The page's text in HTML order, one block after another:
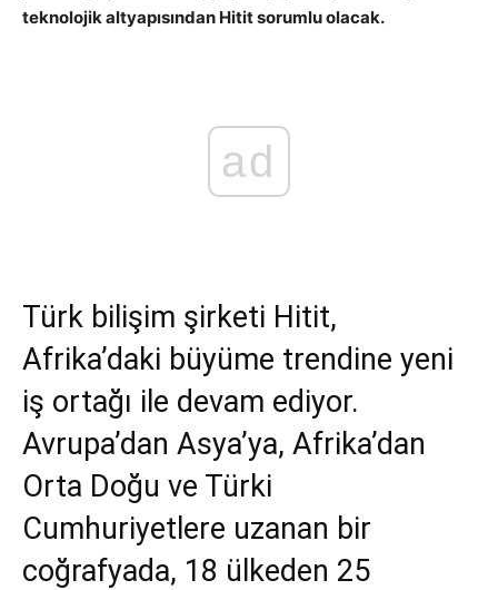
teknolojik altyapısından Hitit sorumlu olacak.
ad
Türk bilişim şirketi Hitit,
Afrika’daki büyüme trendine yeni
iş ortağı ile devam ediyor.
Avrupa’dan Asya’ya, Afrika’dan
Orta Doğu ve Türki
Cumhuriyetlere uzanan bir
coğrafyada, 18 ülkeden 25